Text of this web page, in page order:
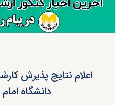
اعلام نتایج پذیرش
دانشگاه امام